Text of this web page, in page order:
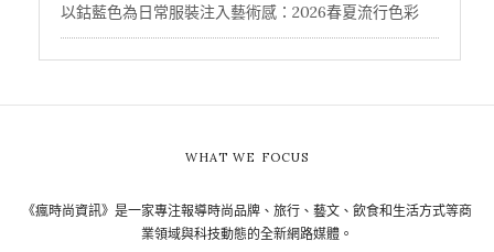
以鈷藍色為日常服裝注入藝術感：2026春夏流行色彩
WHAT WE FOCUS
《瘋時尚資訊》是一家專注報導時尚品牌、旅行、藝文、飲食和生活方式等商
業領域與科技動態的全新網路媒體。